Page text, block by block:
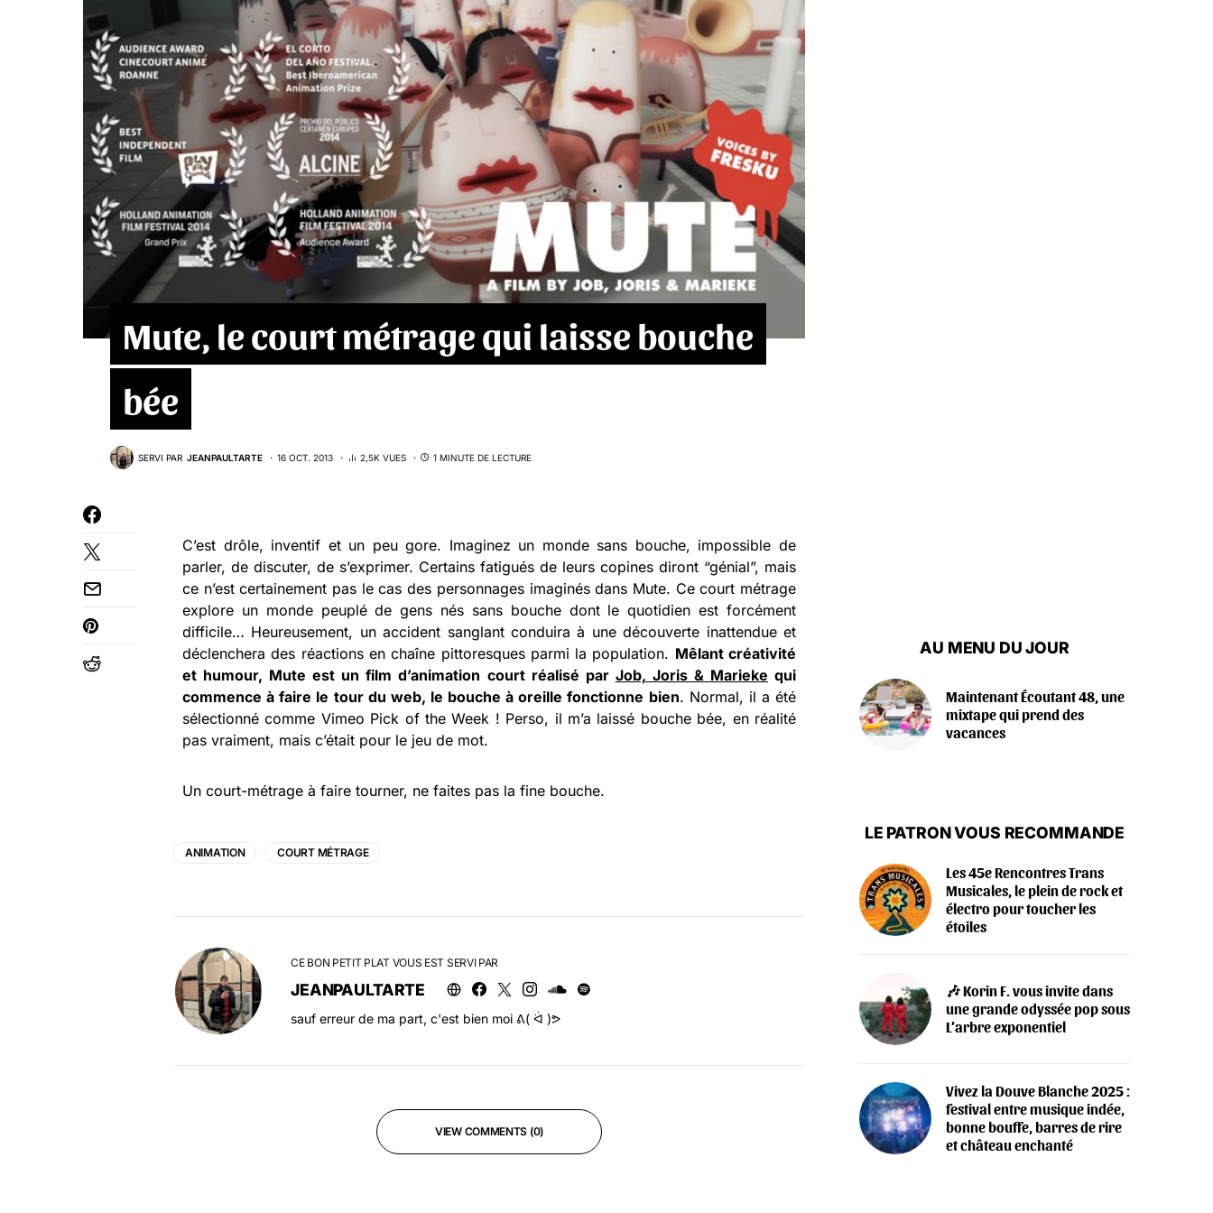
Mute, le court métrage qui laisse bouche
bée
SERVI PAR JEANPAULTARTE 16 OCT. 2013 2,5K VUES 1 MINUTE DE LECTURE
C’est drôle, inventif et un peu gore. Imaginez un monde sans bouche, impossible de
parler, de discuter, de s’exprimer. Certains fatigués de leurs copines diront “génial”, mais
ce n’est certainement pas le cas des personnages imaginés dans Mute. Ce court métrage
explore un monde peuplé de gens nés sans bouche dont le quotidien est forcément
difficile… Heureusement, un accident sanglant conduira à une découverte inattendue et
déclenchera des réactions en chaîne pittoresques parmi la population. Mêlant créativité
et humour, Mute est un film d’animation court réalisé par Job, Joris & Marieke qui
commence à faire le tour du web, le bouche à oreille fonctionne bien. Normal, il a été
sélectionné comme Vimeo Pick of the Week ! Perso, il m’a laissé bouche bée, en réalité
pas vraiment, mais c’était pour le jeu de mot.
Un court-métrage à faire tourner, ne faites pas la fine bouche.
ANIMATION COURT MÉTRAGE
CE BON PETIT PLAT VOUS EST SERVI PAR
JEANPAULTARTE
sauf erreur de ma part, c'est bien moi ᕕ( ᐛ )ᕗ
VIEW COMMENTS (0)
AU MENU DU JOUR
Maintenant Écoutant 48, une
mixtape qui prend des
vacances
LE PATRON VOUS RECOMMANDE
Les 45e Rencontres Trans
Musicales, le plein de rock et
électro pour toucher les
étoiles
🎶 Korin F. vous invite dans
une grande odyssée pop sous
L’arbre exponentiel
Vivez la Douve Blanche 2025 :
festival entre musique indée,
bonne bouffe, barres de rire
et château enchanté